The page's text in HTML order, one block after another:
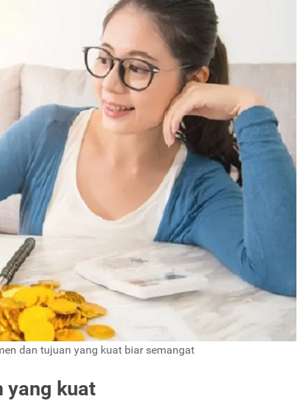
dan tujuan yang kuat biar semangat
yang kuat